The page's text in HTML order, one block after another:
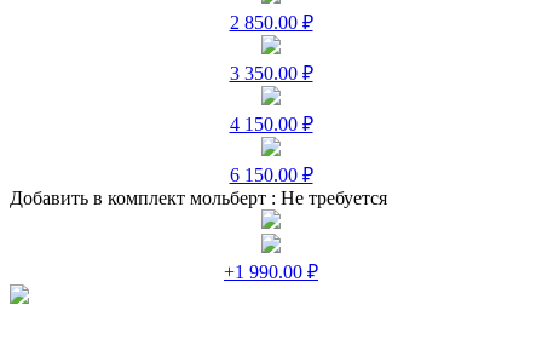
2 850.00 ₽
3 350.00 ₽
4 150.00 ₽
6 150.00 ₽
Добавить в комплект мольберт : Не требуется
+1 990.00 ₽